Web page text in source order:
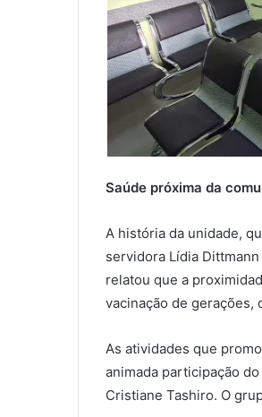
Saúde próxima da
A história da unidade,
servidora Lídia
relatou que a
vacinação de gerações,
As atividades que
animada participação
Cristiane Tashiro. O